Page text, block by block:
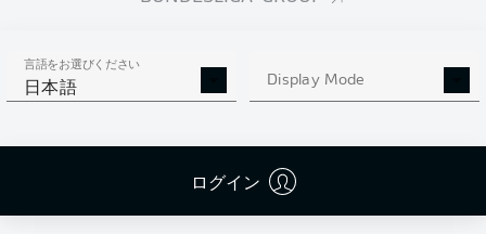
言語をお選びください
日本語 Display Mode
ログイン